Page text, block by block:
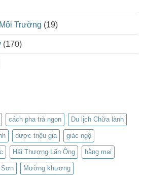
Trường (19)
(170)
cách pha trà ngon Du lịch Chữa lành
dược triệu gia giác ngộ
Hải Thượng Lãn Ông hằng mai
Sơn Mường khương